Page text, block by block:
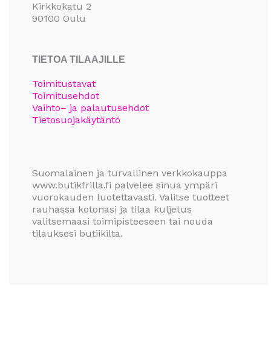
Kirkkokatu 2
90100 Oulu
TIETOA TILAAJILLE
Toimitustavat
Toimitusehdot
Vaihto– ja palautusehdot
Tietosuojakäytäntö
Suomalainen ja turvallinen verkkokauppa
www.butikfrilla.fi palvelee sinua ympäri
vuorokauden luotettavasti. Valitse tuotteet
rauhassa kotonasi ja tilaa kuljetus
valitsemaasi toimipisteeseen tai nouda
tilauksesi butiikilta.